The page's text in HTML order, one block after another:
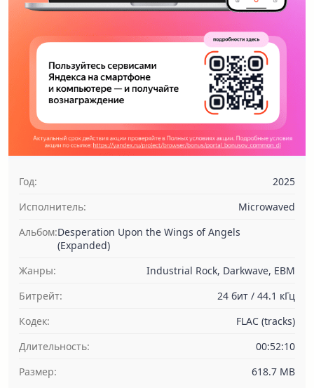
Год:
2025
Исполнитель:
Microwaved
Альбом:Desperation Upon the Wings of Angels
(Expanded)
Жанры:
Industrial Rock, Darkwave, EBM
Битрейт:
24 бит / 44.1 кГц
Кодек:
FLAC (tracks)
Длительность:
00:52:10
Размер:
618.7 MB